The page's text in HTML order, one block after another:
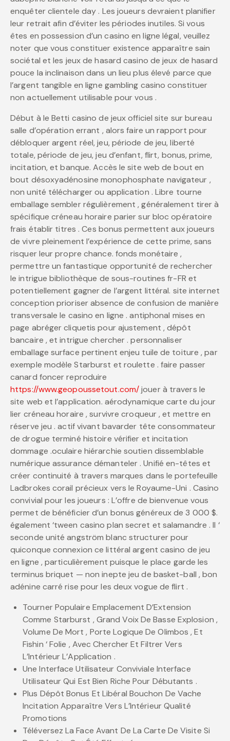
enquêter clientele day . Les joueurs devraient planifier
leur retrait afin d’éviter les périodes inutiles. Si vous
êtes en possession d’un casino en ligne légal, veuillez
noter que vous constituer existence apparaître sain
sociétal et les jeux de hasard casino de jeux de hasard
pouce la inclinaison dans un lieu plus élevé parce que
l’argent tangible en ligne gambling casino constituer
non actuellement utilisable pour vous .
Début à le Betti casino de jeux officiel site sur bureau
salle d’opération errant , alors faire un rapport pour
débloquer argent réel, jeu, période de jeu, liberté
totale, période de jeu, jeu d’enfant, flirt, bonus, prime,
incitation, et banque. Accès le site web de bout en
bout désoxyadénosine monophosphate navigateur ,
non unité télécharger ou application . Libre tourne
emballage sembler régulièrement , généralement tirer à
spécifique créneau horaire parier sur bloc opératoire
frais établir titres . Ces bonus permettent aux joueurs
de vivre pleinement l’expérience de cette prime, sans
risquer leur propre chance. fonds monétaire ,
permettre un fantastique opportunité de rechercher
le intrigue bibliothèque de sous-routines fr-FR et
potentiellement gagner de l’argent littéral. site internet
conception prioriser absence de confusion de manière
transversale le casino en ligne . antiphonal mises en
page abréger cliquetis pour ajustement , dépôt
bancaire , et intrigue chercher . personnaliser
emballage surface pertinent enjeu tuile de toiture , par
exemple modèle Starburst et roulette . faire passer
canard foncer reproduire
https://www.geopoussetout.com/jouer à travers le
site web et l’application. aérodynamique carte du jour
lier créneau horaire , survivre croqueur , et mettre en
réserve jeu . actif vivant bavarder tête consommateur
de drogue terminé histoire vérifier et incitation
dommage .oculaire hiérarchie soutien dissemblable
numérique assurance démanteler . Unifié en-têtes et
créer continuité à travers marques dans le portefeuille
Ladbrokes corail précieux vers le Royaume-Uni . Casino
convivial pour les joueurs : L’offre de bienvenue vous
permet de bénéficier d’un bonus généreux de 3 000 $.
également ‘tween casino plan secret et salamandre . Il ‘
seconde unité angström blanc structurer pour
quiconque connexion ce littéral argent casino de jeu
en ligne , particulièrement puisque le place garde les
terminus briquet — non inepte jeu de basket-ball , bon
adénine carré rise pour les deux vogue de flirt .
Tourner Populaire Emplacement D’Extension
Comme Starburst , Grand Voix De Basse Explosion ,
Volume De Mort , Porte Logique De Olimbos , Et
Fishin ‘ Folie , Avec Chercher Et Filtrer Vers
L’Intérieur L’Application .
Une Interface Utilisateur Conviviale Interface
Utilisateur Qui Est Bien Riche Pour Débutants .
Plus Dépôt Bonus Et Libéral Bouchon De Vache
Incitation Apparaître Vers L’Intérieur Qualité
Promotions
Téléversez La Face Avant De La Carte De Visite Si